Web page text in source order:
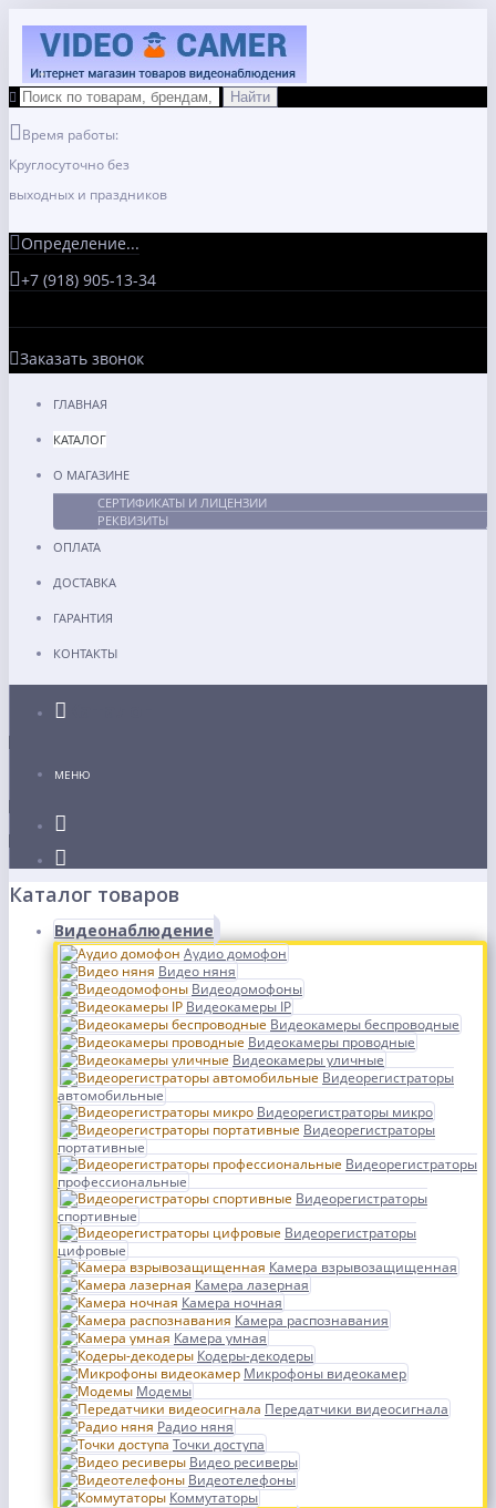
Время работы:
Круглосуточно без
выходных и праздников
Определение...
+7 (918) 905-13-34
Заказать звонок
ГЛАВНАЯ
КАТАЛОГ
О МАГАЗИНЕ
СЕРТИФИКАТЫ И ЛИЦЕНЗИИ
РЕКВИЗИТЫ
ОПЛАТА
ДОСТАВКА
ГАРАНТИЯ
КОНТАКТЫ
МЕНЮ
Каталог товаров
Видеонаблюдение
Аудио домофон
Видео няня
Видеодомофоны
Видеокамеры IP
Видеокамеры беспроводные
Видеокамеры проводные
Видеокамеры уличные
Видеорегистраторы
автомобильные
Видеорегистраторы микро
Видеорегистраторы
портативные
Видеорегистраторы
профессиональные
Видеорегистраторы
спортивные
Видеорегистраторы
цифровые
Камера взрывозащищенная
Камера лазерная
Камера ночная
Камера распознавания
Камера умная
Кодеры-декодеры
Микрофоны видеокамер
Модемы
Передатчики видеосигнала
Радио няня
Точки доступа
Видео ресиверы
Видеотелефоны
Коммутаторы